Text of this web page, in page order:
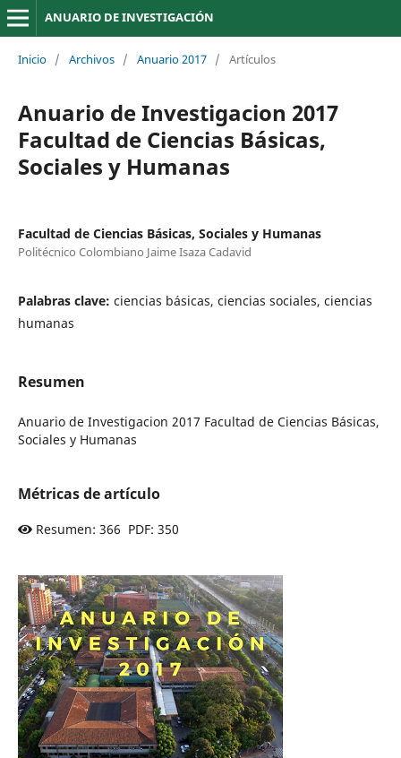
ANUARIO DE INVESTIGACIÓN
Inicio / Archivos / Anuario 2017 / Artículos
Anuario de Investigacion 2017
Facultad de Ciencias Básicas,
Sociales y Humanas
Facultad de Ciencias Básicas, Sociales y Humanas
Politécnico Colombiano Jaime Isaza Cadavid
Palabras clave: ciencias básicas, ciencias sociales, ciencias
humanas
Resumen
Anuario de Investigacion 2017 Facultad de Ciencias Básicas,
Sociales y Humanas
Métricas de artículo
Resumen: 366 PDF: 350